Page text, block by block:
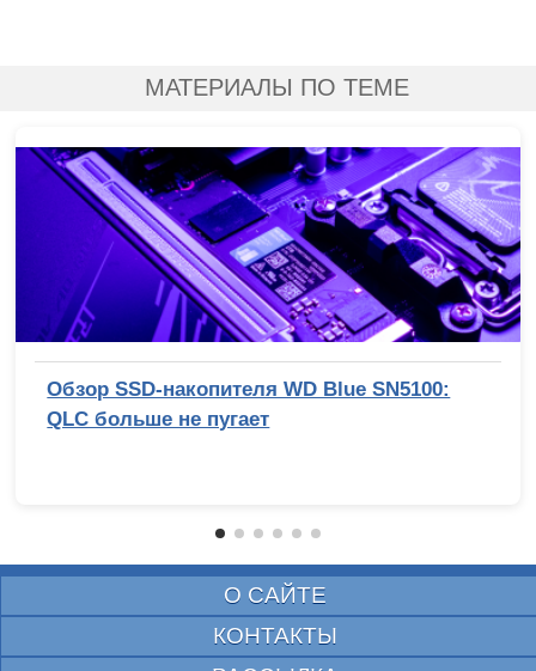
МАТЕРИАЛЫ ПО ТЕМЕ
Обзор SSD-накопителя WD Blue SN5100:
QLC больше не пугает
О САЙТЕ
КОНТАКТЫ